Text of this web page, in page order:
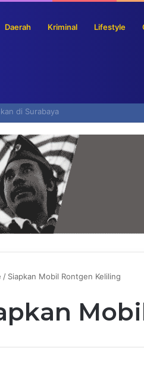
Daerah Kriminal Lifestyle
Premium
/ Siapkan Mobil Rontgen Keliling